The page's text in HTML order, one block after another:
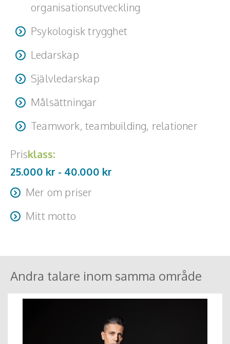
organisationsutveckling
Psykologisk trygghet
Ledarskap
Självledarskap
Målsättningar
Teamwork, teambuilding, relationer
Prisklass:
25.000 kr - 40.000 kr
Mer om priser
Resa + logi tillkommer
Mitt motto
Andra talare inom samma område